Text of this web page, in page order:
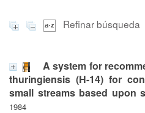
Refinar búsqueda
A system for
thuringiensis (H-14) for
small streams based upon
1984